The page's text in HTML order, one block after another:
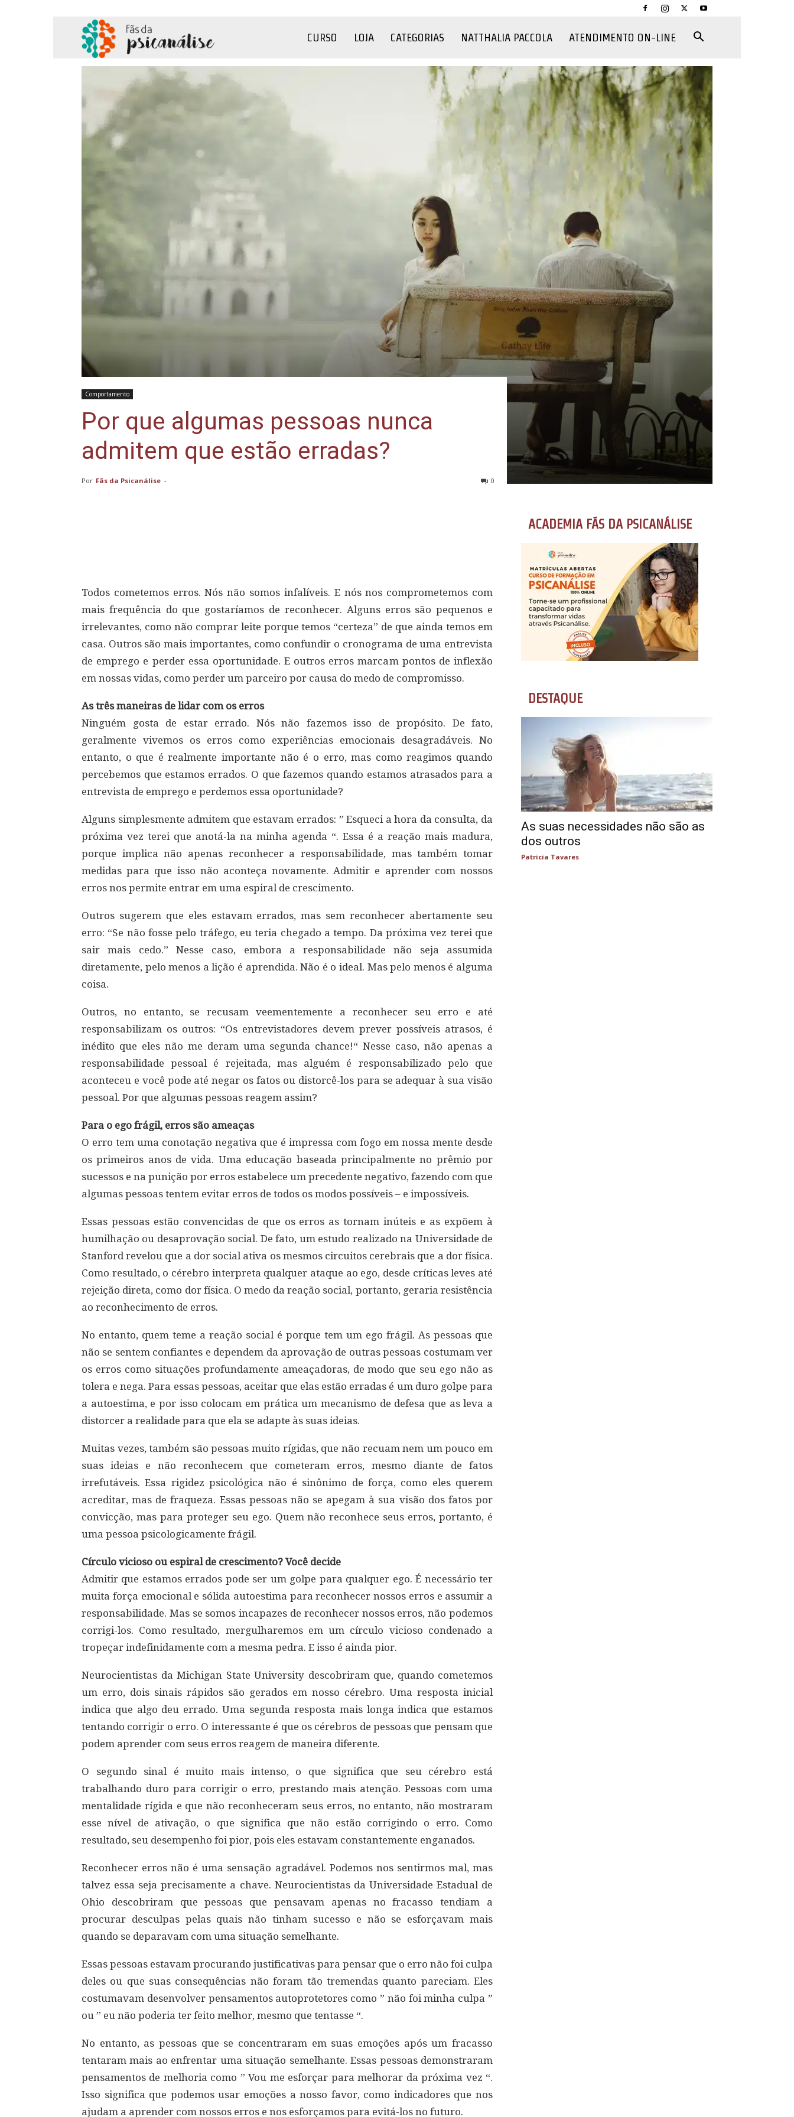
da
Psicanálise
CURSO LOJA CATEGORIAS NATTHALIA PACCOLA ATENDIMENTO ON-LINE
Comportamento
Por que algumas pessoas nunca
admitem que estão erradas?
Por Fãs da Psicanálise - 0
Todos cometemos erros. Nós não somos infalíveis. E nós nos comprometemos com
mais frequência do que gostaríamos de reconhecer. Alguns erros são pequenos e
irrelevantes, como não comprar leite porque temos “certeza” de que ainda temos em
casa. Outros são mais importantes, como confundir o cronograma de uma entrevista
de emprego e perder essa oportunidade. E outros erros marcam pontos de inflexão
em nossas vidas, como perder um parceiro por causa do medo de compromisso.
As três maneiras de lidar com os erros
Ninguém gosta de estar errado. Nós não fazemos isso de propósito. De fato,
geralmente vivemos os erros como experiências emocionais desagradáveis. No
entanto, o que é realmente importante não é o erro, mas como reagimos quando
percebemos que estamos errados. O que fazemos quando estamos atrasados para a
entrevista de emprego e perdemos essa oportunidade?
Alguns simplesmente admitem que estavam errados: ” Esqueci a hora da consulta, da
próxima vez terei que anotá-la na minha agenda “. Essa é a reação mais madura,
porque implica não apenas reconhecer a responsabilidade, mas também tomar
medidas para que isso não aconteça novamente. Admitir e aprender com nossos
erros nos permite entrar em uma espiral de crescimento.
Outros sugerem que eles estavam errados, mas sem reconhecer abertamente seu
erro: “Se não fosse pelo tráfego, eu teria chegado a tempo. Da próxima vez terei que
sair mais cedo.” Nesse caso, embora a responsabilidade não seja assumida
diretamente, pelo menos a lição é aprendida. Não é o ideal. Mas pelo menos é alguma
coisa.
Outros, no entanto, se recusam veementemente a reconhecer seu erro e até
responsabilizam os outros: “Os entrevistadores devem prever possíveis atrasos, é
inédito que eles não me deram uma segunda chance!“ Nesse caso, não apenas a
responsabilidade pessoal é rejeitada, mas alguém é responsabilizado pelo que
aconteceu e você pode até negar os fatos ou distorcê-los para se adequar à sua visão
pessoal. Por que algumas pessoas reagem assim?
Para o ego frágil, erros são ameaças
O erro tem uma conotação negativa que é impressa com fogo em nossa mente desde
os primeiros anos de vida. Uma educação baseada principalmente no prêmio por
sucessos e na punição por erros estabelece um precedente negativo, fazendo com que
algumas pessoas tentem evitar erros de todos os modos possíveis – e impossíveis.
Essas pessoas estão convencidas de que os erros as tornam inúteis e as expõem à
humilhação ou desaprovação social. De fato, um estudo realizado na Universidade de
Stanford revelou que a dor social ativa os mesmos circuitos cerebrais que a dor física.
Como resultado, o cérebro interpreta qualquer ataque ao ego, desde críticas leves até
rejeição direta, como dor física. O medo da reação social, portanto, geraria resistência
ao reconhecimento de erros.
No entanto, quem teme a reação social é porque tem um ego frágil. As pessoas que
não se sentem confiantes e dependem da aprovação de outras pessoas costumam ver
os erros como situações profundamente ameaçadoras, de modo que seu ego não as
tolera e nega. Para essas pessoas, aceitar que elas estão erradas é um duro golpe para
a autoestima, e por isso colocam em prática um mecanismo de defesa que as leva a
distorcer a realidade para que ela se adapte às suas ideias.
Muitas vezes, também são pessoas muito rígidas, que não recuam nem um pouco em
suas ideias e não reconhecem que cometeram erros, mesmo diante de fatos
irrefutáveis. Essa rigidez psicológica não é sinônimo de força, como eles querem
acreditar, mas de fraqueza. Essas pessoas não se apegam à sua visão dos fatos por
convicção, mas para proteger seu ego. Quem não reconhece seus erros, portanto, é
uma pessoa psicologicamente frágil.
Círculo vicioso ou espiral de crescimento? Você decide
Admitir que estamos errados pode ser um golpe para qualquer ego. É necessário ter
muita força emocional e sólida autoestima para reconhecer nossos erros e assumir a
responsabilidade. Mas se somos incapazes de reconhecer nossos erros, não podemos
corrigi-los. Como resultado, mergulharemos em um círculo vicioso condenado a
tropeçar indefinidamente com a mesma pedra. E isso é ainda pior.
Neurocientistas da Michigan State University descobriram que, quando cometemos
um erro, dois sinais rápidos são gerados em nosso cérebro. Uma resposta inicial
indica que algo deu errado. Uma segunda resposta mais longa indica que estamos
tentando corrigir o erro. O interessante é que os cérebros de pessoas que pensam que
podem aprender com seus erros reagem de maneira diferente.
O segundo sinal é muito mais intenso, o que significa que seu cérebro está
trabalhando duro para corrigir o erro, prestando mais atenção. Pessoas com uma
mentalidade rígida e que não reconheceram seus erros, no entanto, não mostraram
esse nível de ativação, o que significa que não estão corrigindo o erro. Como
resultado, seu desempenho foi pior, pois eles estavam constantemente enganados.
Reconhecer erros não é uma sensação agradável. Podemos nos sentirmos mal, mas
talvez essa seja precisamente a chave. Neurocientistas da Universidade Estadual de
Ohio descobriram que pessoas que pensavam apenas no fracasso tendiam a
procurar desculpas pelas quais não tinham sucesso e não se esforçavam mais
quando se deparavam com uma situação semelhante.
Essas pessoas estavam procurando justificativas para pensar que o erro não foi culpa
deles ou que suas consequências não foram tão tremendas quanto pareciam. Eles
costumavam desenvolver pensamentos autoprotetores como ” não foi minha culpa ”
ou ” eu não poderia ter feito melhor, mesmo que tentasse “.
No entanto, as pessoas que se concentraram em suas emoções após um fracasso
tentaram mais ao enfrentar uma situação semelhante. Essas pessoas demonstraram
pensamentos de melhoria como ” Vou me esforçar para melhorar da próxima vez “.
Isso significa que podemos usar emoções a nosso favor, como indicadores que nos
ajudam a aprender com nossos erros e nos esforçamos para evitá-los no futuro.
ACADEMIA FÃS DA PSICANÁLISE
DESTAQUE
As suas necessidades não são as
dos outros
Patricia Tavares